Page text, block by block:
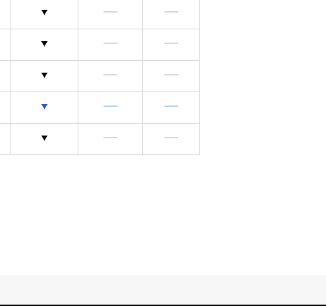
含まれません 含まれません
含まれません 含まれません
含まれません 含まれません
含まれません 含まれません
含まれません 含まれません